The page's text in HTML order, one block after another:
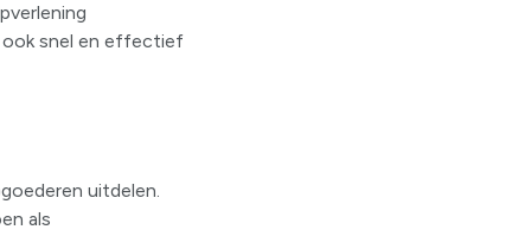
ook snel en effectief
uitdelen.
als